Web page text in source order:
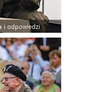
i odpowiedzi